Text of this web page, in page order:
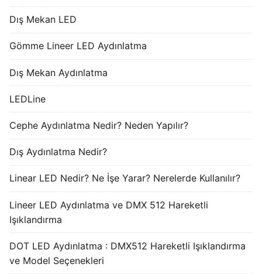
Dış Mekan LED
Gömme Lineer LED Aydınlatma
Dış Mekan Aydınlatma
LEDLine
Cephe Aydınlatma Nedir? Neden Yapılır?
Dış Aydınlatma Nedir?
Linear LED Nedir? Ne İşe Yarar? Nerelerde Kullanılır?
Lineer LED Aydınlatma ve DMX 512 Hareketli
Işıklandırma
DOT LED Aydınlatma : DMX512 Hareketli Işıklandırma
ve Model Seçenekleri